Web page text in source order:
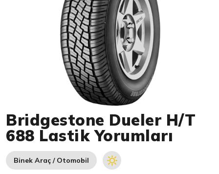
Bridgestone Dueler H/T
688 Lastik Yorumları
Binek Araç / Otomobil